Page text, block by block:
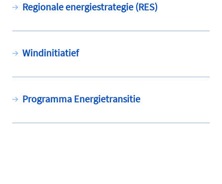
Regionale energiestrategie (RES)
Windinitiatief
Programma Energietransitie